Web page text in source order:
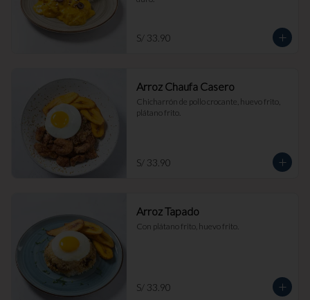
S/ 33.90
Arroz Chaufa Casero
Chicharrón de pollo crocante, huevo frito,
plátano frito.
S/ 33.90
Arroz Tapado
Con plátano frito, huevo frito.
S/ 33.90